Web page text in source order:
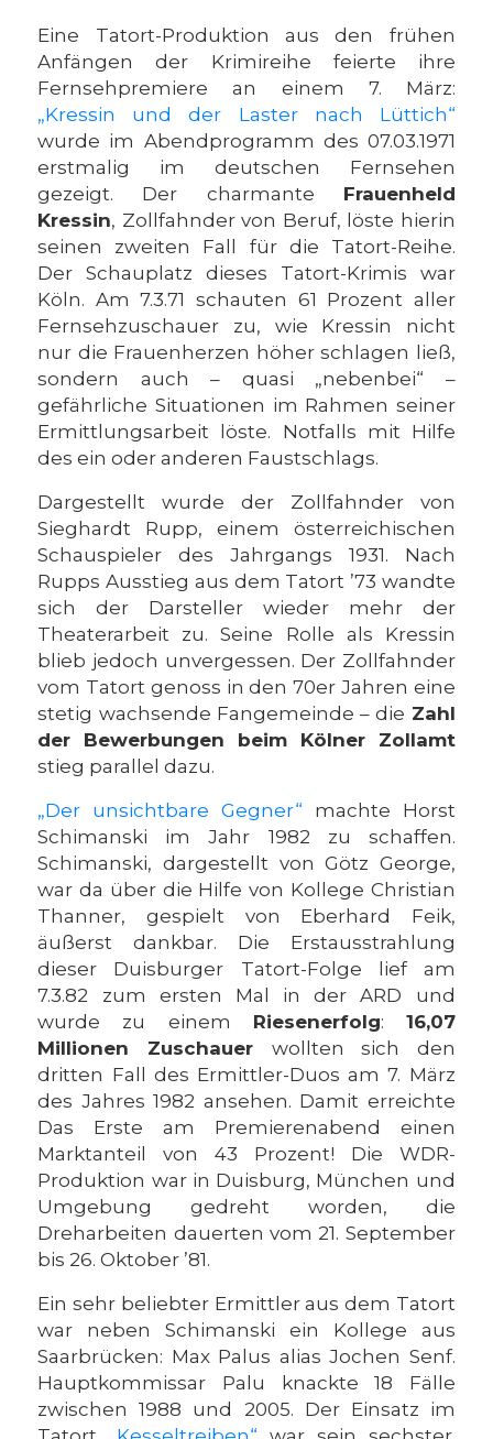
Eine Tatort-Produktion aus den frühen
Anfängen der Krimireihe feierte ihre
Fernsehpremiere an einem 7. März:
„Kressin und der Laster nach Lüttich“
wurde im Abendprogramm des 07.03.1971
erstmalig im deutschen Fernsehen
gezeigt. Der charmante Frauenheld
Kressin, Zollfahnder von Beruf, löste hierin
seinen zweiten Fall für die Tatort-Reihe.
Der Schauplatz dieses Tatort-Krimis war
Köln. Am 7.3.71 schauten 61 Prozent aller
Fernsehzuschauer zu, wie Kressin nicht
nur die Frauenherzen höher schlagen ließ,
sondern auch – quasi „nebenbei“ –
gefährliche Situationen im Rahmen seiner
Ermittlungsarbeit löste. Notfalls mit Hilfe
des ein oder anderen Faustschlags.
Dargestellt wurde der Zollfahnder von
Sieghardt Rupp, einem österreichischen
Schauspieler des Jahrgangs 1931. Nach
Rupps Ausstieg aus dem Tatort ’73 wandte
sich der Darsteller wieder mehr der
Theaterarbeit zu. Seine Rolle als Kressin
blieb jedoch unvergessen. Der Zollfahnder
vom Tatort genoss in den 70er Jahren eine
stetig wachsende Fangemeinde – die Zahl
der Bewerbungen beim Kölner Zollamt
stieg parallel dazu.
„Der unsichtbare Gegner“ machte Horst
Schimanski im Jahr 1982 zu schaffen.
Schimanski, dargestellt von Götz George,
war da über die Hilfe von Kollege Christian
Thanner, gespielt von Eberhard Feik,
äußerst dankbar. Die Erstausstrahlung
dieser Duisburger Tatort-Folge lief am
7.3.82 zum ersten Mal in der ARD und
wurde zu einem Riesenerfolg: 16,07
Millionen Zuschauer wollten sich den
dritten Fall des Ermittler-Duos am 7. März
des Jahres 1982 ansehen. Damit erreichte
Das Erste am Premierenabend einen
Marktanteil von 43 Prozent! Die WDR-
Produktion war in Duisburg, München und
Umgebung gedreht worden, die
Dreharbeiten dauerten vom 21. September
bis 26. Oktober ’81.
Ein sehr beliebter Ermittler aus dem Tatort
war neben Schimanski ein Kollege aus
Saarbrücken: Max Palus alias Jochen Senf.
Hauptkommissar Palu knackte 18 Fälle
zwischen 1988 und 2005. Der Einsatz im